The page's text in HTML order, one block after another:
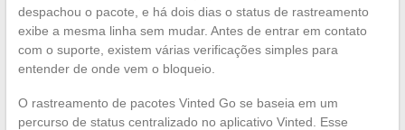
despachou o pacote, e há dois dias o status de rastreamento
exibe a mesma linha sem mudar. Antes de entrar em contato
com o suporte, existem várias verificações simples para
entender de onde vem o bloqueio.
O rastreamento de pacotes Vinted Go se baseia em um
percurso de status centralizado no aplicativo Vinted. Esse